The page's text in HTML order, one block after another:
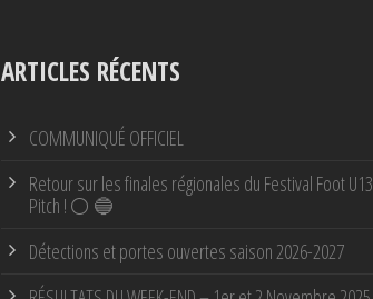
ARTICLES RÉCENTS
COMMUNIQUÉ OFFICIEL
Retour sur les finales régionales du Festival Foot U13
Pitch ! ⚪ 🔵
Détections et portes ouvertes saison 2026-2027